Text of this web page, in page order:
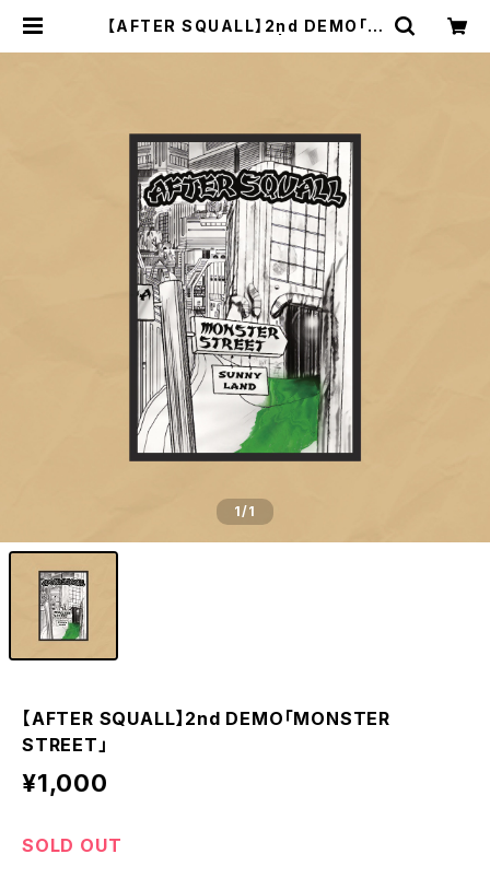
【AFTER SQUALL】2nd DEMO「M
1/1
【AFTER SQUALL】2nd DEMO「MONSTER
STREET」
¥1,000
SOLD OUT